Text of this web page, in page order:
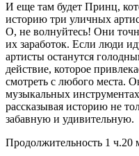
И еще там будет Принц,
историю три уличных
О, не волнуйтесь! Они
их заработок. Если люди
артисты останутся
действие, которое
смотреть с любого места.
музыкальных
рассказывая историю не
забавную и удивительную.
Продолжительность 1 ч.20